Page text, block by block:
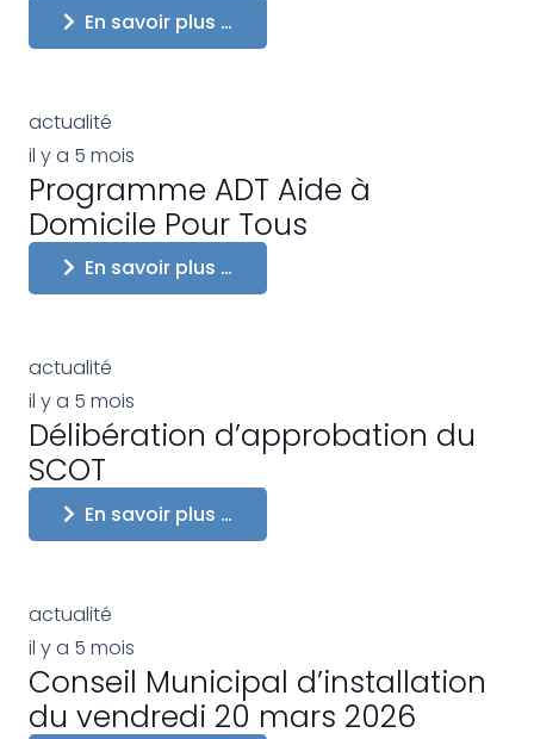
En savoir plus …
actualité
il y a 5 mois
Programme ADT Aide à
Domicile Pour Tous
En savoir plus …
actualité
il y a 5 mois
Délibération d’approbation du
SCOT
En savoir plus …
actualité
il y a 5 mois
Conseil Municipal d’installation
du vendredi 20 mars 2026